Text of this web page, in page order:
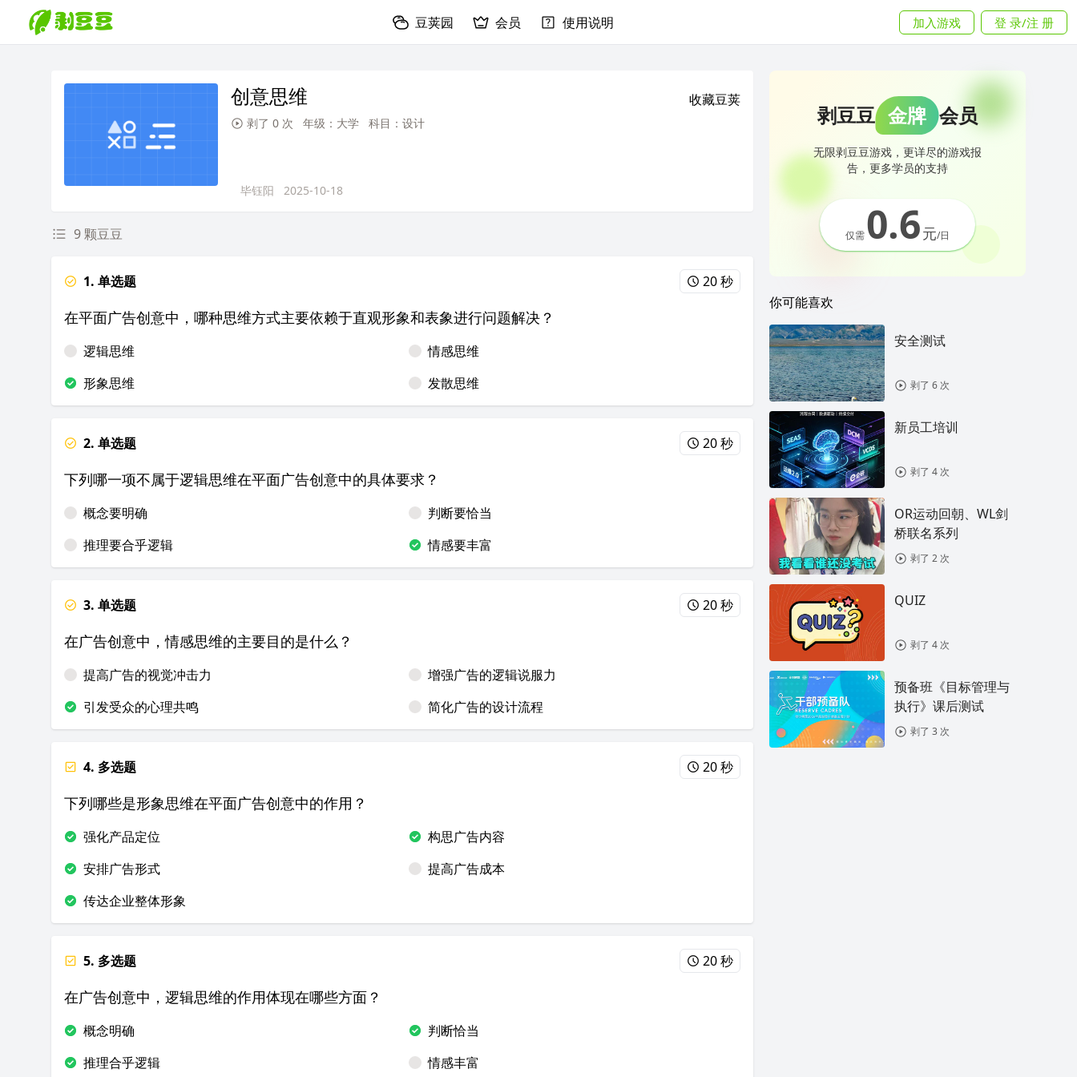
豆荚园 会员 使用说明 加入游戏 登 录/注 册
创意思维 收藏豆荚
剥了 0 次 年级：大学 科目：设计
毕钰阳 2025-10-18
9 颗豆豆
1. 单选题 20 秒
在平面广告创意中，哪种思维方式主要依赖于直观形象和表象进行问题解决？
逻辑思维
情感思维
形象思维
发散思维
2. 单选题 20 秒
下列哪一项不属于逻辑思维在平面广告创意中的具体要求？
概念要明确
判断要恰当
推理要合乎逻辑
情感要丰富
3. 单选题 20 秒
在广告创意中，情感思维的主要目的是什么？
提高广告的视觉冲击力
增强广告的逻辑说服力
引发受众的心理共鸣
简化广告的设计流程
4. 多选题 20 秒
下列哪些是形象思维在平面广告创意中的作用？
强化产品定位
构思广告内容
安排广告形式
提高广告成本
传达企业整体形象
5. 多选题 20 秒
在广告创意中，逻辑思维的作用体现在哪些方面？
概念明确
判断恰当
推理合乎逻辑
情感丰富
剥豆豆 金牌 会员
无限剥豆豆游戏，更详尽的游戏报
告，更多学员的支持
仅需0.6元/日
你可能喜欢
安全测试
剥了 6 次
新员工培训
剥了 4 次
OR运动回朝、WL剑
桥联名系列
剥了 2 次
QUIZ
剥了 4 次
预备班《目标管理与
执行》课后测试
剥了 3 次